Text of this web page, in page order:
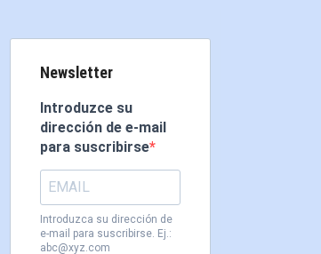
Newsletter
Introduzce su
dirección de e-mail
para suscribirse
Introduzca su dirección de
e-mail para suscribirse. Ej.:
abc@xyz.com